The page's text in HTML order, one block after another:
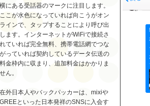
横にある受話器のマークに注目します。
ここが水色になっていれば向こうがオン
ラインで、タップすることにより呼び出
します。インターネットがWiFiで接続さ
れていれば完全無料、携帯電話網でつな
がっていれば契約しているデータ伝送の
料金枠内に収まり、追加料金はかかりま
せん。
在外日本人やバックパッカーは、mixiや
GREEといった日本発祥のSNSに入会す